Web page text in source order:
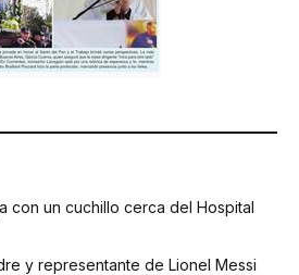
con un cuchillo cerca del Hospital
y representante de Lionel Messi